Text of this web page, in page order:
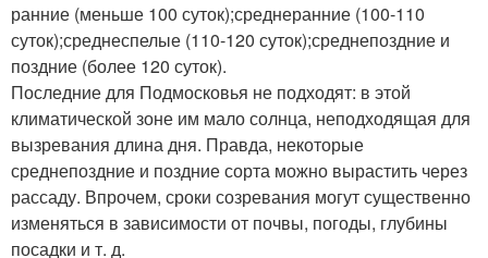
ранние (меньше 100 суток);среднеранние (100-110
суток);среднеспелые (110-120 суток);среднепоздние и
поздние (более 120 суток).
Последние для Подмосковья не подходят: в этой
климатической зоне им мало солнца, неподходящая для
вызревания длина дня. Правда, некоторые
среднепоздние и поздние сорта можно вырастить через
рассаду. Впрочем, сроки созревания могут существенно
изменяться в зависимости от почвы, погоды, глубины
посадки и т. д.